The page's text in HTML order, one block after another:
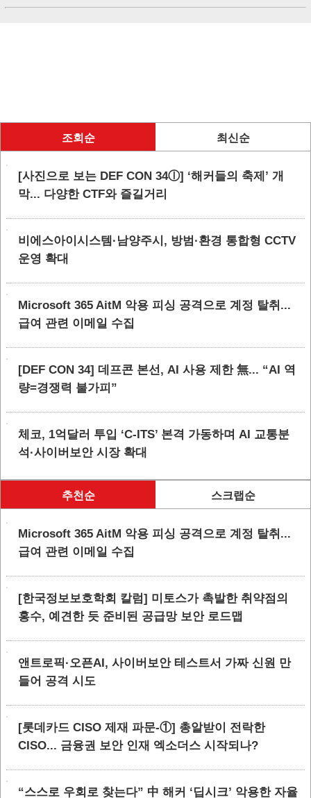
조회순 최신순
[사진으로 보는 DEF CON 34ⓛ] ‘해커들의 축제’ 개
막... 다양한 CTF와 즐길거리
비에스아이시스템·남양주시, 방범·환경 통합형 CCTV
운영 확대
Microsoft 365 AitM 악용 피싱 공격으로 계정 탈취...
급여 관련 이메일 수집
[DEF CON 34] 데프콘 본선, AI 사용 제한 無... “AI 역
량=경쟁력 불가피”
체코, 1억달러 투입 ‘C-ITS’ 본격 가동하며 AI 교통분
석·사이버보안 시장 확대
추천순 스크랩순
Microsoft 365 AitM 악용 피싱 공격으로 계정 탈취...
급여 관련 이메일 수집
[한국정보보호학회 칼럼] 미토스가 촉발한 취약점의
홍수, 예견한 듯 준비된 공급망 보안 로드맵
앤트로픽·오픈AI, 사이버보안 테스트서 가짜 신원 만
들어 공격 시도
[롯데카드 CISO 제재 파문-①] 총알받이 전락한
CISO... 금융권 보안 인재 엑소더스 시작되나?
“스스로 우회로 찾는다” 中 해커 ‘딥시크’ 악용한 자율